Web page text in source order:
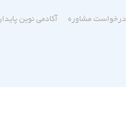
درخواست مشاوره آکادمی نوین پایدار